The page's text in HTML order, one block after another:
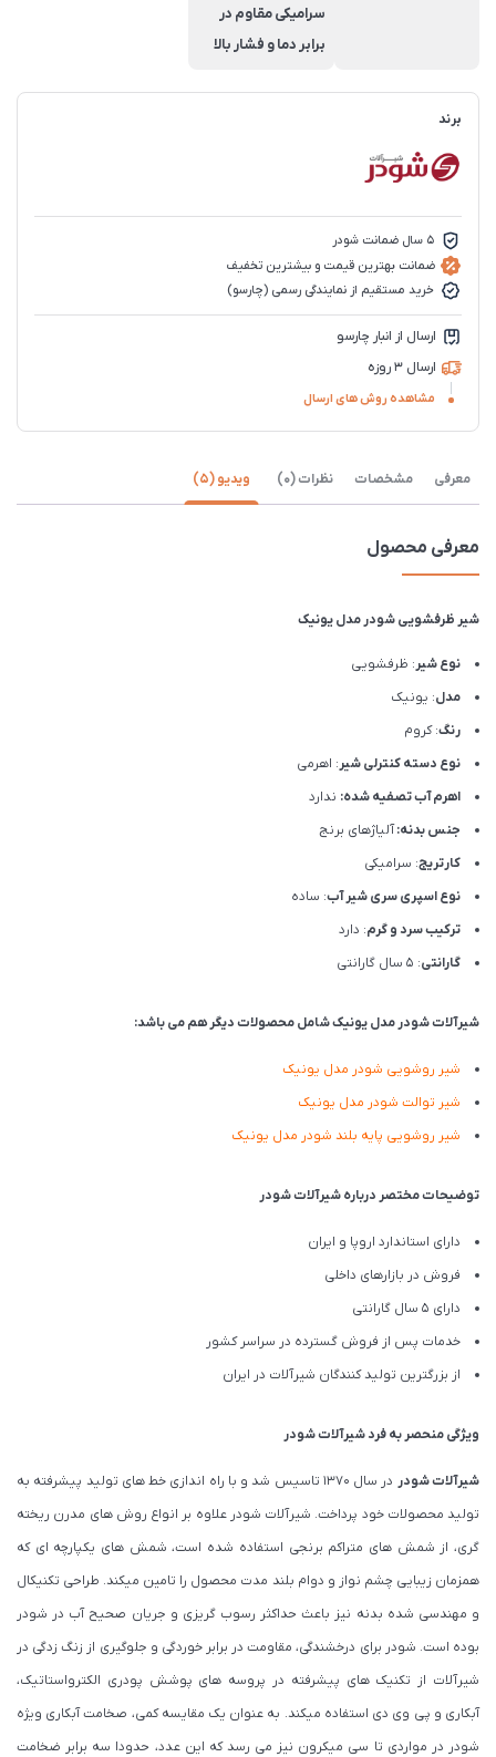
سرامیکی مقاوم در
برابر دما و فشار بالا
برند
5 سال ضمانت شودر
ضمانت بهترین قیمت و بیشترین تخفیف
خرید مستقیم از نمایندگی رسمی (چارسو)
ارسال از انبار چارسو
ارسال 3 روزه
مشاهده روش های ارسال
معرفی مشخصات نظرات (0) ویدیو (5)
معرفی محصول
شیر ظرفشویی شودر مدل یونیک
نوع شیر: ظرفشویی
مدل: یونیک
رنگ: کروم
نوع دسته کنترلی شیر: اهرمی
اهرم آب تصفیه شده: ندارد
جنس بدنه:آلیاژهای برنج
کارتریج: سرامیکی
نوع اسپری سری شیر آب: ساده
ترکیب سرد و گرم: دارد
گارانتی: 5 سال گارانتی
شیرآلات شودر مدل یونیک شامل محصولات دیگر هم می باشد:
شیر روشویی شودر مدل یونیک
شیر توالت شودر مدل یونیک
شیر روشویی پایه بلند شودر مدل یونیک
توضیحات مختصر درباره شیرآلات شودر
دارای استاندارد اروپا و ایران
فروش در بازارهای داخلی
دارای 5 سال گارانتی
خدمات پس از فروش گسترده در سراسر کشور
از بزرگترین تولید کنندگان شیرآلات در ایران
ویژگی منحصر به فرد شیرآلات شودر
شیرآلات شودر
در سال 1370 تاسیس شد و با راه اندازی خط های تولید پیشرفته به
تولید محصولات خود پرداخت. شیرآلات شودر علاوه بر انواع روش های مدرن ریخته
گری، از شمش های متراکم برنجی استفاده شده است، شمش های یکپارچه ای که
همزمان زیبایی چشم نواز و دوام بلند مدت محصول را تامین میکند. طراحی تکنیکال
و مهندسی شده بدنه نیز باعث حداکثر رسوب گریزی و جریان صحیح آب در شودر
بوده است. شودر برای درخشندگی، مقاومت در برابر خوردگی و جلوگیری از زنگ زدگی در
شیرآلات از تکنیک های پیشرفته در پروسه های پوشش پودری الکترواستاتیک،
آبکاری و پی وی دی استفاده میکند. به عنوان یک مقایسه کمی، صخامت آبکاری ویژه
شودر در مواردی تا سی میکرون نیز می رسد که این عدد، حدودا سه برابر ضخامت